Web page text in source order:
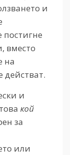
и
вместо
на
действат.
и
кой
за
или